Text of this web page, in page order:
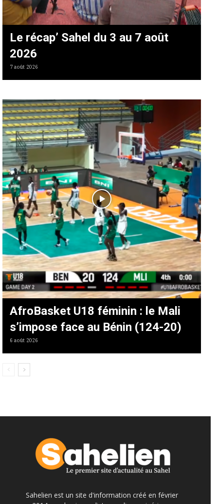
Le récap’ Sahel du 3 au 7 août
2026
7 août 2026
AfroBasket U18 féminin : le Mali
s’impose face au Bénin (124-20)
6 août 2026
Sahelien est un site d'information créé en février